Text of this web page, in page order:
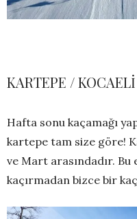
KARTEPE / KOCAELİ
Hafta sonu kaçamağı
kartepe tam size göre!
ve Mart arasındadır. Bu
kaçırmadan bizce bir